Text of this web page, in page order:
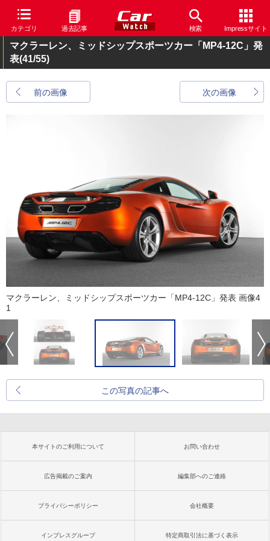
カテゴリ 過去記事 検索 Impressサイト
マクラーレン、ミッドシップスポーツカー「MP4-12C」発
表(41/55)
前の画像 次の画像
マクラーレン、ミッドシップスポーツカー「MP4-12C」発表 画像4
1
この写真の記事へ
本サイトのご利用について お問い合わせ
広告掲載のご案内 編集部へのご連絡
プライバシーポリシー 会社概要
インプレスグループ 特定商取引法に基づく表示